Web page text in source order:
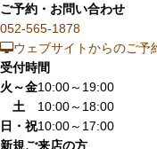
ご予約・お問い合わせ
052-565-1878
ウェブサイトからのご予
受付時間
火～金10:00～19:00
土
10:00～18:00
日・祝10:00～17:00
新規ご来店の方